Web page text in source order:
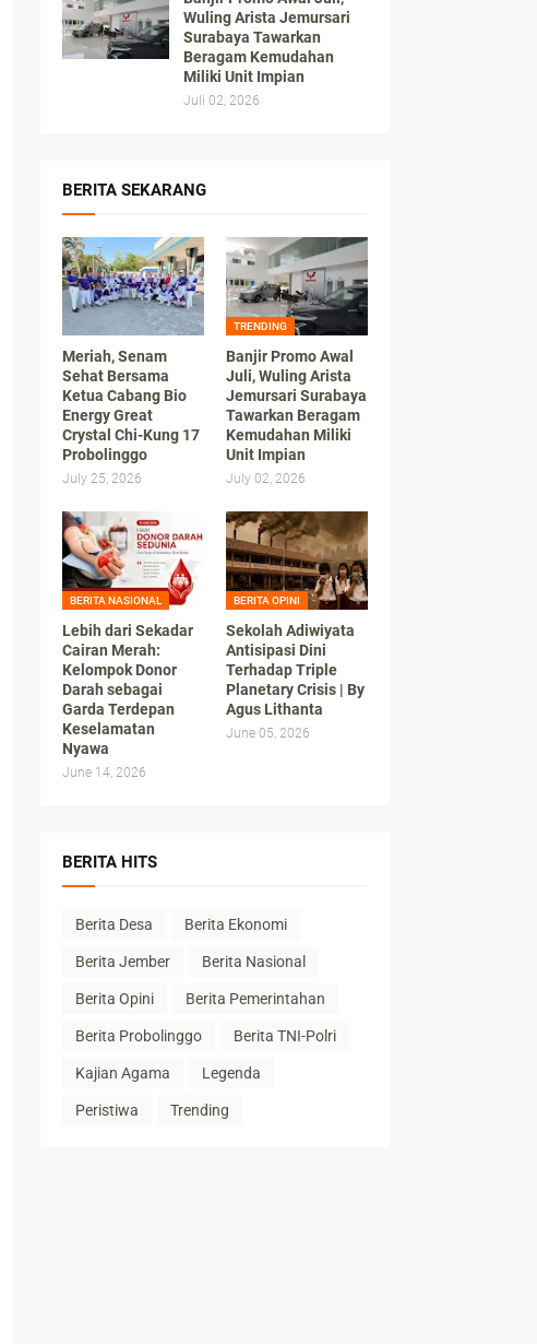
Wuling Arista Jemursari
Surabaya Tawarkan
Beragam Kemudahan
Miliki Unit Impian
Juli 02, 2026
BERITA SEKARANG
Meriah, Senam
Sehat Bersama
Ketua Cabang Bio
Energy Great
Crystal Chi-Kung 17
Probolinggo
July 25, 2026
TRENDING
Banjir Promo Awal
Juli, Wuling Arista
Jemursari Surabaya
Tawarkan Beragam
Kemudahan Miliki
Unit Impian
July 02, 2026
BERITA NASIONAL
Lebih dari Sekadar
Cairan Merah:
Kelompok Donor
Darah sebagai
Garda Terdepan
Keselamatan
Nyawa
June 14, 2026
BERITA OPINI
Sekolah Adiwiyata
Antisipasi Dini
Terhadap Triple
Planetary Crisis | By
Agus Lithanta
June 05, 2026
BERITA HITS
Berita Desa Berita Ekonomi
Berita Jember Berita Nasional
Berita Opini Berita Pemerintahan
Berita Probolinggo Berita TNI-Polri
Kajian Agama Legenda
Peristiwa Trending